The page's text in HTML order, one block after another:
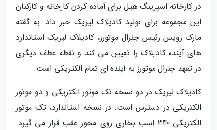
در کارخانه اسپرینگ هیل برای آماده کردن کارخانه و کارکنان
این مجموعه برای تولید کادیلاک لیریک خبر داد. به گفته
مارک رویس رئیس جنرال موتورز، کادیلاک لیریک استاندارد
های آینده کادیلاک را تعیین می کند و نقطه عطف دیگری
در تعهد جنرال موتورز به آینده ای تمام الکتریکی است.
کادیلاک لیریک در دو نسخه تک موتور الکتریکی و دو موتور
الکتریکی در دسترس است. در نسخه استاندارد، تک موتور
الکتریکی 340 اسب بخاری روی محور عقب قرار می گیرد.